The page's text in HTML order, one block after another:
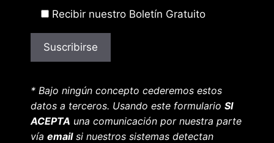
Recibir nuestro Boletín Gratuito
* Bajo ningún concepto cederemos estos
datos a terceros. Usando este formulario SI
ACEPTA una comunicación por nuestra parte
vía emailsi nuestros sistemas detectan